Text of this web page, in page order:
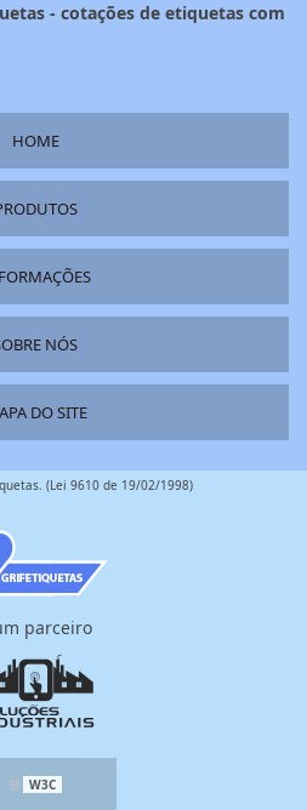
- cotações de etiquetas com
HOME
NÓS
DO SITE
(Lei 9610 de 19/02/1998)
parceiro
W3C